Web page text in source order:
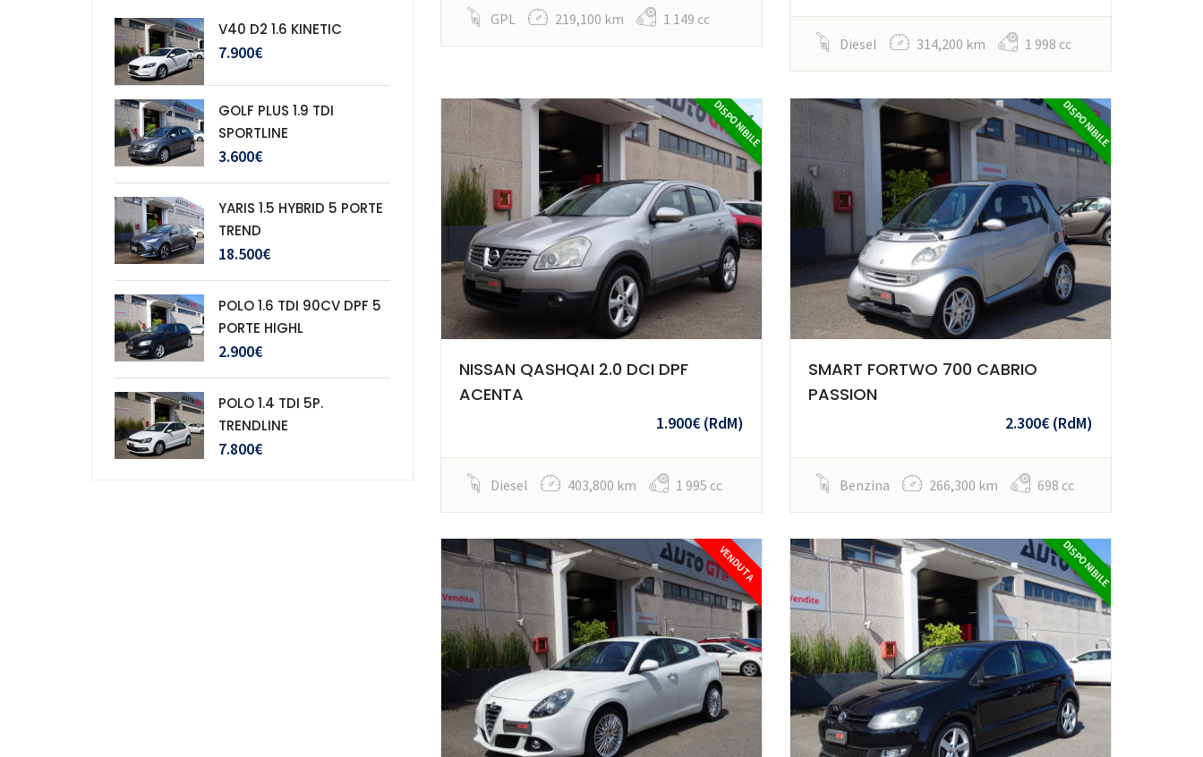
GPL 219,100 km 1 149 cc
Diesel 314,200 km 1 998 cc
DISPONIBILE
NISSAN QASHQAI 2.0 DCI DPF
ACENTA
1.900€ (RdM)
Diesel 403,800 km 1 995 cc
DISPONIBILE
SMART FORTWO 700 CABRIO
PASSION
2.300€ (RdM)
Benzina 266,300 km 698 cc
VENDUTA DISPONIBILE
V40 D2 1.6 KINETIC
7.900€
GOLF PLUS 1.9 TDI
SPORTLINE
3.600€
YARIS 1.5 HYBRID 5 PORTE
TREND
18.500€
POLO 1.6 TDI 90CV DPF 5
PORTE HIGHL
2.900€
POLO 1.4 TDI 5P.
TRENDLINE
7.800€